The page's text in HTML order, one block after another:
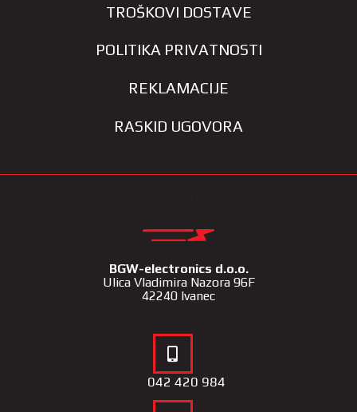
TROŠKOVI DOSTAVE
POLITIKA PRIVATNOSTI
REKLAMACIJE
RASKID UGOVORA
BGW-electronics d.o.o.
Ulica Vladimira Nazora 96F
42240 Ivanec
042 420 984